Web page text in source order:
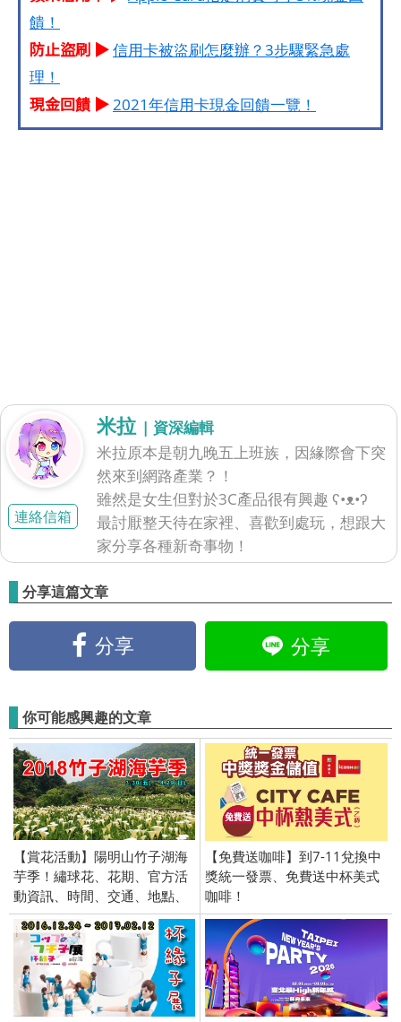
饋！
防止盜刷 ▶信用卡被盜刷怎麼辦？3步驟緊急處
理！
現金回饋 ▶2021年信用卡現金回饋一覽！
連絡信箱
米拉 | 資深編輯
米拉原本是朝九晚五上班族，因緣際會下突
然來到網路產業？！
雖然是女生但對於3C產品很有興趣 ʕ•ᴥ•ʔ
最討厭整天待在家裡、喜歡到處玩，想跟大
家分享各種新奇事物！
分享這篇文章
分享 分享
你可能感興趣的文章
【賞花活動】陽明山竹子湖海
芋季！繡球花、花期、官方活
動資訊、時間、交通、地點、
接駁車
【免費送咖啡】到7-11兌換中
獎統一發票、免費送中杯美式
咖啡！